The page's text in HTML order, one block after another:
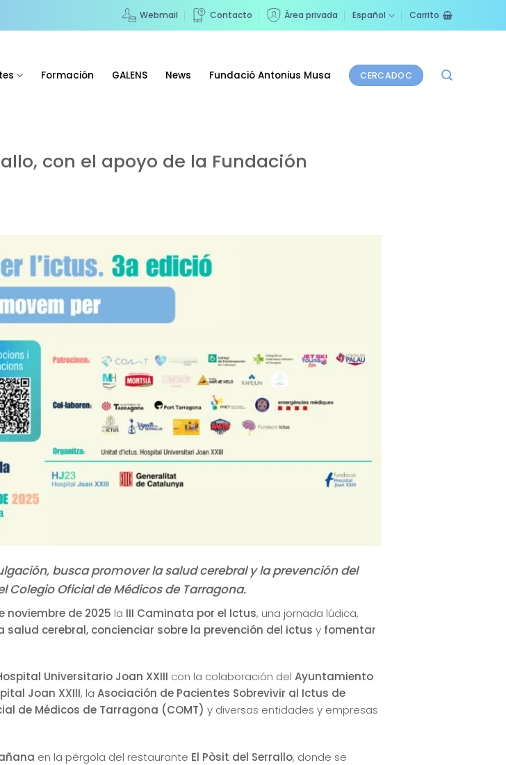
Webmail Contacto Área privada Español Carrito
Formación GALENS News Fundació Antonius Musa CERCADOC
con el apoyo de la Fundación
busca promover la salud cerebral y la prevención del
Colegio Oficial de Médicos de Tarragona.
noviembre de 2025 la III Caminata por el Ictus, una jornada lúdica,
salud cerebral, concienciar sobre la prevención del ictus y fomentar
Universitario Joan XXIII con la colaboración del Ayuntamiento
Joan XXIII, la Asociación de Pacientes Sobrevivir al Ictus de
de Médicos de Tarragona (COMT) y diversas entidades y empresas
en la pérgola del restaurante El Pòsit del Serrallo, donde se